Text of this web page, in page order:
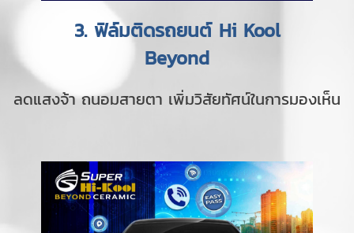
3. ฟิล์มติดรถยนต์ Hi Kool
Beyond
ลดแสงจ้า ถนอมสายตา เพิ่มวิสัยทัศน์ในการมองเห็น